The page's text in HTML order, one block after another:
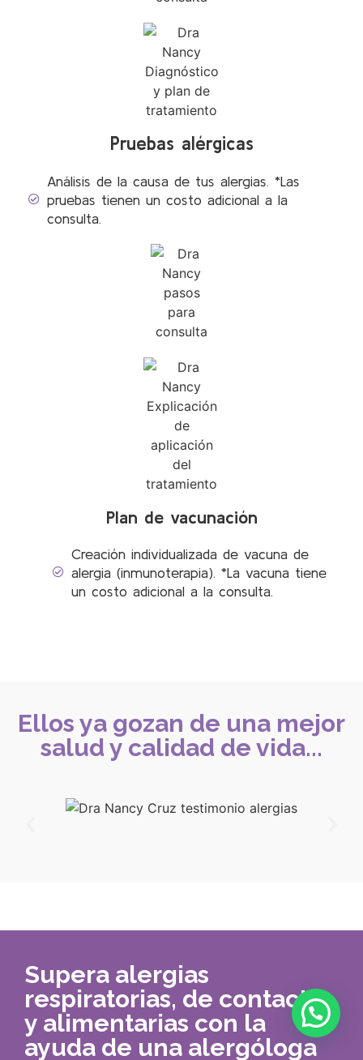
Pruebas alérgicas
Análisis de la causa de tus alergias. *Las
pruebas tienen un costo adicional a la
consulta.
Plan de vacunación
Creación individualizada de vacuna de
alergia (inmunoterapia). *La vacuna tiene
un costo adicional a la consulta.
Ellos ya gozan de una mejor
salud y calidad de vida...
Supera alergias
respiratorias, de contacto
y alimentarias con la
ayuda de una alergóloga